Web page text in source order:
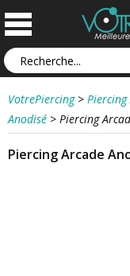
VotrePiercing > Piercing
Anodisé > Piercing
Piercing Arcade